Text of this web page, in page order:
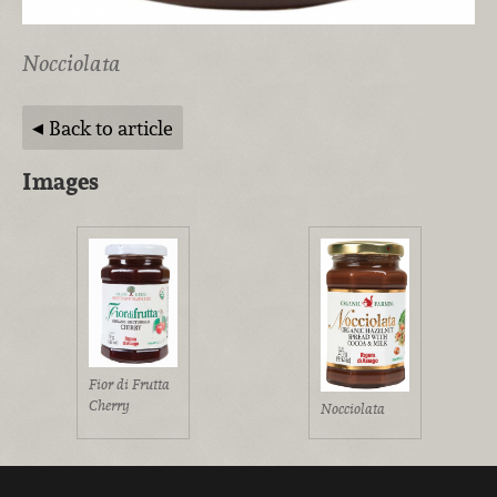
Nocciolata
Back to article
Images
Fior di Frutta
Cherry
Nocciolata